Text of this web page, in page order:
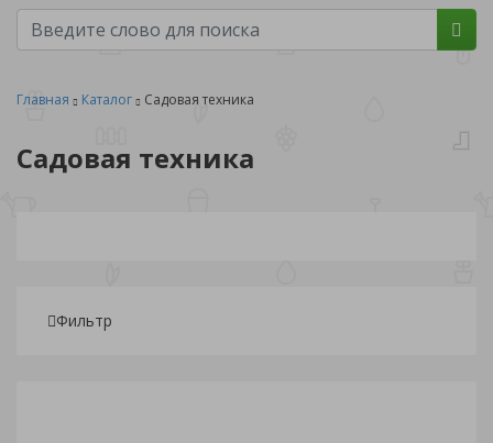
Главная Каталог Садовая техника
Садовая техника
Фильтр